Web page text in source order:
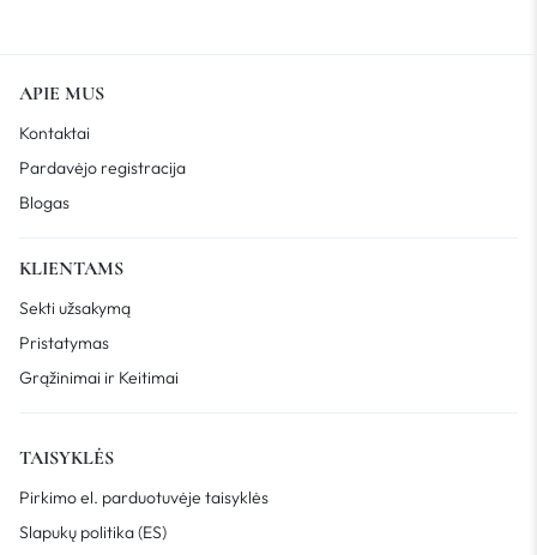
APIE MUS
Kontaktai
Pardavėjo registracija
Blogas
KLIENTAMS
Sekti užsakymą
Pristatymas
Grąžinimai ir Keitimai
TAISYKLĖS
Pirkimo el. parduotuvėje taisyklės
Slapukų politika (ES)